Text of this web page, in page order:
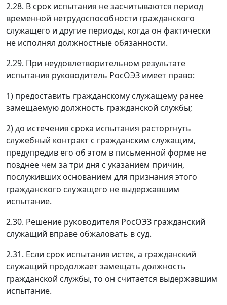
2.28. В срок испытания не засчитываются период
временной нетрудоспособности гражданского
служащего и другие периоды, когда он фактически
не исполнял должностные обязанности.
2.29. При неудовлетворительном результате
испытания руководитель РосОЭЗ имеет право:
1) предоставить гражданскому служащему ранее
замещаемую должность гражданской службы;
2) до истечения срока испытания расторгнуть
служебный контракт с гражданским служащим,
предупредив его об этом в письменной форме не
позднее чем за три дня с указанием причин,
послуживших основанием для признания этого
гражданского служащего не выдержавшим
испытание.
2.30. Решение руководителя РосОЭЗ гражданский
служащий вправе обжаловать в суд.
2.31. Если срок испытания истек, а гражданский
служащий продолжает замещать должность
гражданской службы, то он считается выдержавшим
испытание.